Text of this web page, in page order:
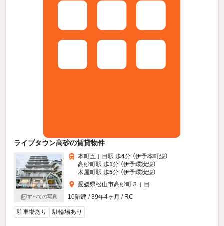
ライブタウン高砂の賃貸物件
すべての写真
本町五丁目駅 歩4分 （伊予本町線）
高砂町駅 歩1分 （伊予環状線）
木屋町駅 歩5分 （伊予環状線）
愛媛県松山市高砂町３丁目
10階建 / 39年4ヶ月 / RC
駐車場あり 駐輪場あり